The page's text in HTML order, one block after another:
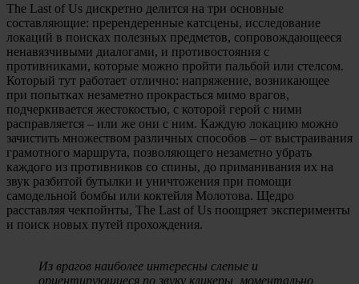
The Last of Us дискретно делится на три основные
составляющие: пререндеренные катсцены, исследование
локаций в поисках полезных предметов, сопровождающееся
ненавязчивыми диалогами, и противостояния с
противниками, которые можно пройти пальбой или стелсом.
Который тут работает отлично: напряжение, возникающее
при попытках незаметно прокрасться мимо врагов,
подчеркивается жестокостью, с которой герой с ними
расправляется – или же они с ним. Каждую локацию можно
зачистить множеством различных способов – от выстраивания
грамотного маршрута, позволяющего незаметно убрать
каждого из противников со спины, до приманивания их на
звук разбитой бутылки и уничтожения при помощи
самодельной бомбы или коктейля Молотова. Щедро
расставляя чекпойнты, The Last of Us поощряет эксперименты
и поиск новых путей прохождения.
Из врагов наиболее интересны слепые и
ориентирующиеся по звуку кликеры, моментально